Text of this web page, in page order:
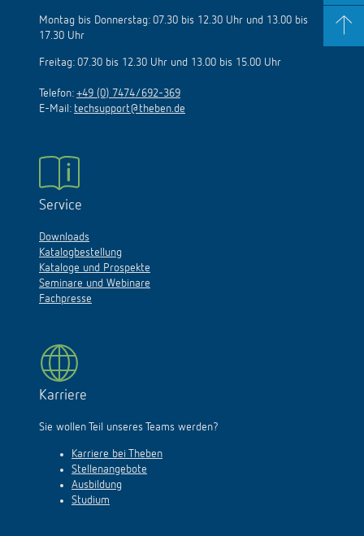
Montag bis Donnerstag: 07.30 bis 12.30 Uhr und 13.00 bis
17.30 Uhr
Freitag: 07.30 bis 12.30 Uhr und 13.00 bis 15.00 Uhr
Telefon: +49 (0) 7474/692-369
E-Mail: techsupport@theben.de
Service
Downloads
Katalogbestellung
Kataloge und Prospekte
Seminare und Webinare
Fachpresse
Karriere
Sie wollen Teil unseres Teams werden?
Karriere bei Theben
Stellenangebote
Ausbildung
Studium